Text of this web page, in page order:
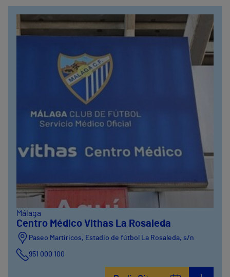
Málaga
Centro Médico Vithas La Rosaleda
Paseo Martiricos, Estadio de fútbol La Rosaleda, s/n
951 000 100